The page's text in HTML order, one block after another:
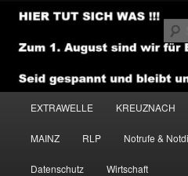
Zum
primären
Inhalt
EXTRAWELLE KREUZNACH
MAINZ RLP Notrufe &
Datenschutz Wirtschaft